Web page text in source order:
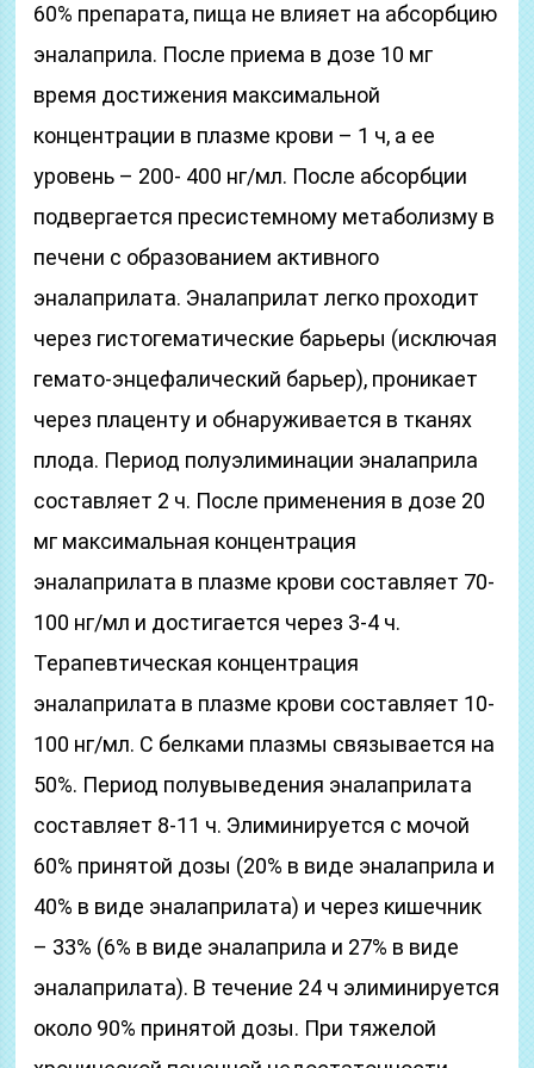
60% препарата, пища не влияет на абсорбцию
эналаприла. После приема в дозе 10 мг
время достижения максимальной
концентрации в плазме крови – 1 ч, а ее
уровень – 200- 400 нг/мл. После абсорбции
подвергается пресистемному метаболизму в
печени с образованием активного
эналаприлата. Эналаприлат легко проходит
через гистогематические барьеры (исключая
гемато-энцефалический барьер), проникает
через плаценту и обнаруживается в тканях
плода. Период полуэлиминации эналаприла
составляет 2 ч. После применения в дозе 20
мг максимальная концентрация
эналаприлата в плазме крови составляет 70-
100 нг/мл и достигается через 3-4 ч.
Терапевтическая концентрация
эналаприлата в плазме крови составляет 10-
100 нг/мл. С белками плазмы связывается на
50%. Период полувыведения эналаприлата
составляет 8-11 ч. Элиминируется с мочой
60% принятой дозы (20% в виде эналаприла и
40% в виде эналаприлата) и через кишечник
– 33% (6% в виде эналаприла и 27% в виде
эналаприлата). В течение 24 ч элиминируется
около 90% принятой дозы. При тяжелой